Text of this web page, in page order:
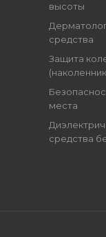
высоты
средства
Защита
места
средства